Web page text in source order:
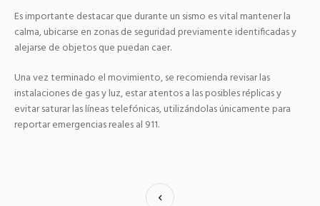
Es importante destacar que durante un sismo es vital mantener la
calma, ubicarse en zonas de seguridad previamente identificadas y
alejarse de objetos que puedan caer.
Una vez terminado el movimiento, se recomienda revisar las
instalaciones de gas y luz, estar atentos a las posibles réplicas y
evitar saturar las líneas telefónicas, utilizándolas únicamente para
reportar emergencias reales al 911.